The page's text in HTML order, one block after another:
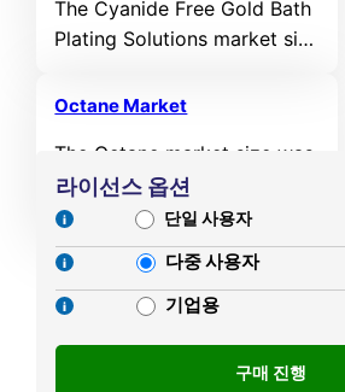
during the forecast period.
The Cyanide Free Gold Bath
Plating Solutions market size
million in 2024 and is
registering a CAGR of 8.35%
during the forecast period.
Octane Market
The Octane market size was
valued at USD 62,264
million in 2024 and is
anticipated to reach USD
92,695.36 million by 2032,
growing at a CAGR of 5.1%
라이선스 옵션
단일 사용자
다중 사용자
기업용